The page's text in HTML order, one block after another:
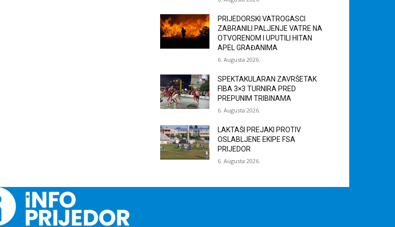
PRIJEDORSKI VATROGASCI
ZABRANILI PALJENJE VATRE NA
OTVORENOM I UPUTILI HITAN
APEL GRAĐANIMA
6. Augusta 2026.
SPEKTAKULARAN ZAVRŠETAK
FIBA 3×3 TURNIRA PRED
PREPUNIM TRIBINAMA
6. Augusta 2026.
LAKTAŠI PREJAKI PROTIV
OSLABLJENE EKIPE FSA
PRIJEDOR
6. Augusta 2026.